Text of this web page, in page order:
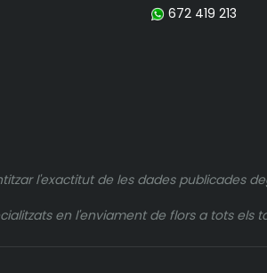
672 419 213
l'exactitut de les dades publicades
en l'enviament de flors a tots els